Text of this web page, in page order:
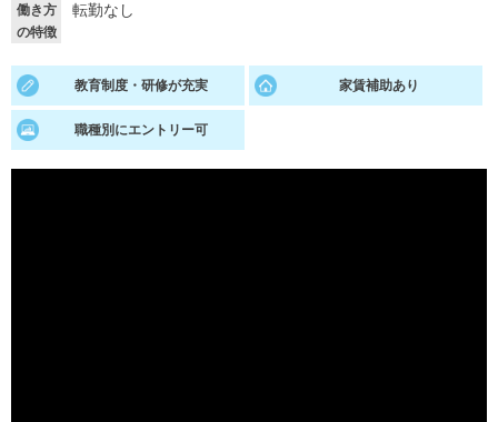
適職診断
あなたに合う仕事を診断！
働き方
の特徴
転勤なし
教育制度・研修が充実 家賃補助あり
職種別にエントリー可